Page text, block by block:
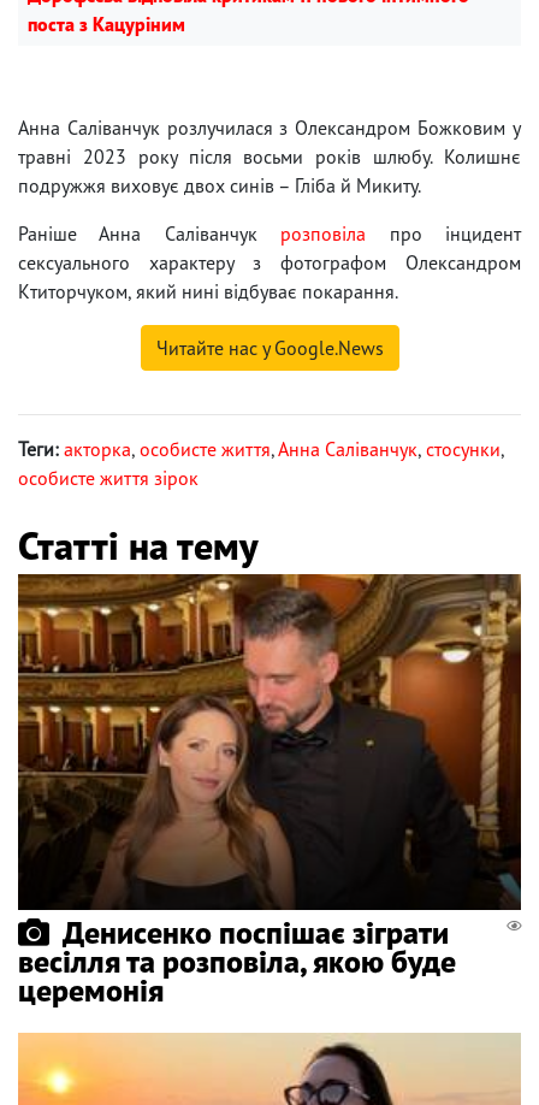
поста з Кацуріним
Анна Саліванчук розлучилася з Олександром Божковим у
травні 2023 року після восьми років шлюбу. Колишнє
подружжя виховує двох синів – Гліба й Микиту.
Раніше Анна Саліванчук розповіла про інцидент
сексуального характеру з фотографом Олександром
Ктиторчуком, який нині відбуває покарання.
Читайте нас у Google.News
Теги: акторка, особисте життя,Анна Саліванчук, стосунки,
особисте життя зірок
Статті на тему
Денисенко поспішає зіграти
весілля та розповіла, якою буде
церемонія